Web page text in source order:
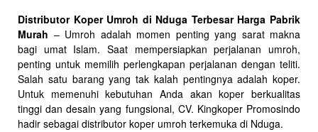
Distributor Koper Umroh di Nduga Terbesar Harga Pabrik
Murah – Umroh adalah momen penting yang sarat makna
bagi umat Islam. Saat mempersiapkan perjalanan umroh,
penting untuk memilih perlengkapan perjalanan dengan teliti.
Salah satu barang yang tak kalah pentingnya adalah koper.
Untuk memenuhi kebutuhan Anda akan koper berkualitas
tinggi dan desain yang fungsional, CV. Kingkoper Promosindo
hadir sebagai distributor koper umroh terkemuka di Nduga.